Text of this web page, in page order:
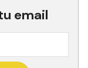
email